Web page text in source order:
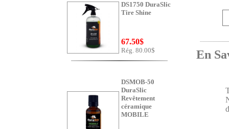
DS1750 DuraSlic
Tire Shine
67.50$
Rég. 80.00$
DSMOB-50
DuraSlic
Revêtement
céramique
MOBILE
En